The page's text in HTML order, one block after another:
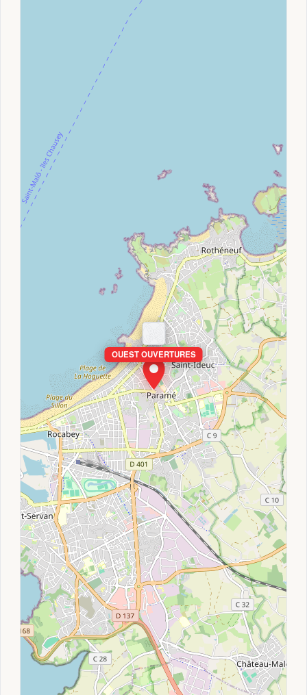
OUEST OUVERTURES